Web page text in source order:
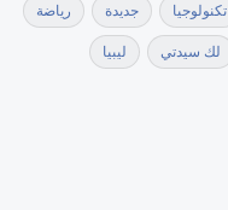
تكنولوجيا جديدة رياضة
لك سيدتي ليبيا